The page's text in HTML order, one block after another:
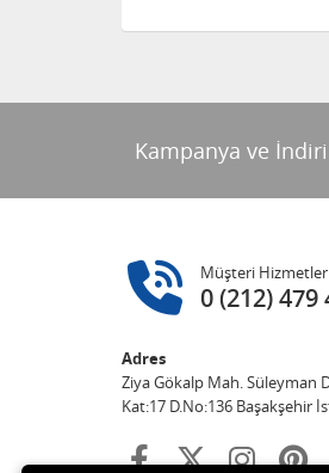
Kampanya ve
Müşteri
0 (212) 479
Adres
Ziya Gökalp Mah. Süleyman
Kat:17 D.No:136 Başakşehir